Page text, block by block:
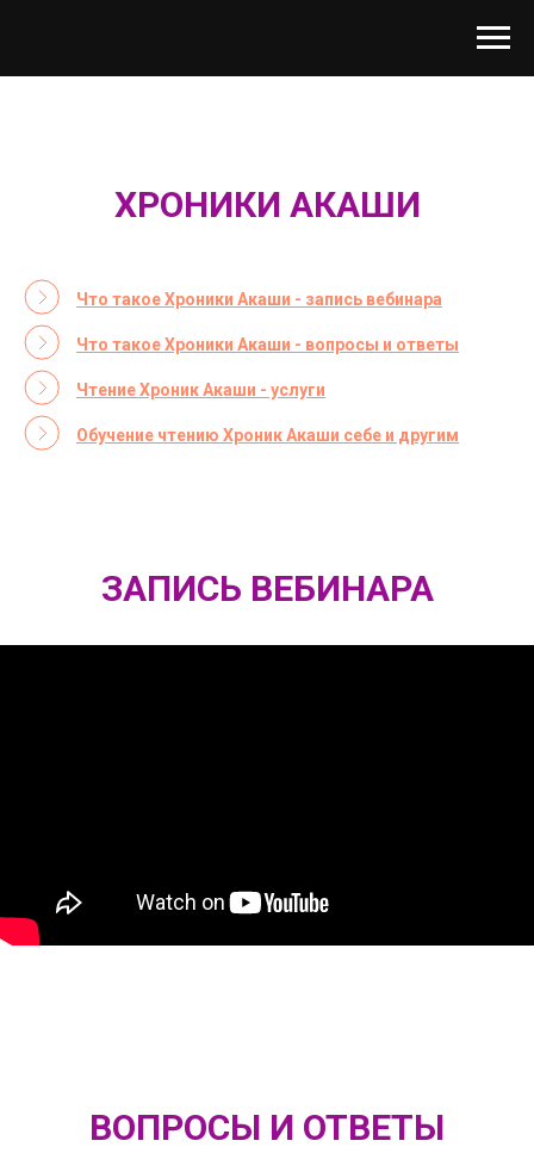
ХРОНИКИ АКАШИ
Что такое Хроники Акаши - запись вебинара
Что такое Хроники Акаши - вопросы и ответы
Чтение Хроник Акаши - услуги
Обучение чтению Хроник Акаши себе и другим
ЗАПИСЬ ВЕБИНАРА
ВОПРОСЫ И ОТВЕТЫ